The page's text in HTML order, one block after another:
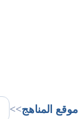
موقع المناهج>>